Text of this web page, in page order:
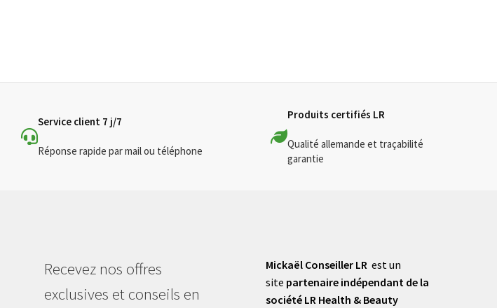
Service client 7 j/7
Réponse rapide par mail ou téléphone
Produits certifiés LR
Qualité allemande et traçabilité
garantie
Recevez nos offres
exclusives et conseils en
Mickaël Conseiller LR est un
site partenaire indépendant de la
société LR Health & Beauty